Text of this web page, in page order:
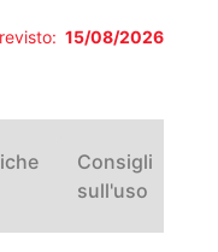
15/08/2026
Consigli
sull'uso